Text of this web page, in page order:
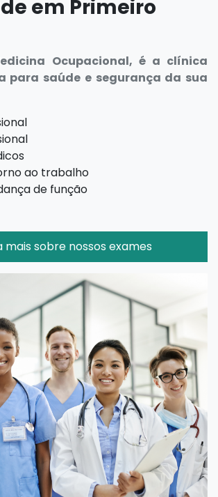
em Primeiro
Ocupacional, é a clínica
para saúde e segurança da sua
ao trabalho
de função
mais sobre nossos exames